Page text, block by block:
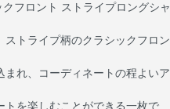
フロント ストライプロングシャ
トライプ柄のクラシックフロン
れ、コーディネートの程よいア
トを楽しむことができる一枚で